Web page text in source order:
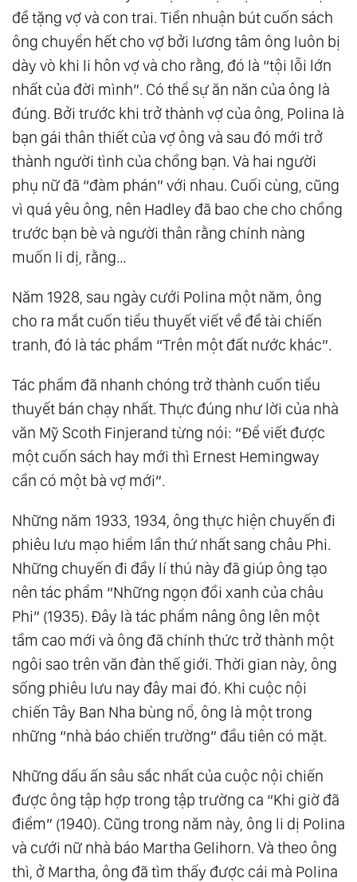
đề tặng vợ và con trai. Tiền nhuận bút cuốn sách
ông chuyển hết cho vợ bởi lương tâm ông luôn bị
dày vò khi li hôn vợ và cho rằng, đó là “tội lỗi lớn
nhất của đời mình”. Có thể sự ăn năn của ông là
đúng. Bởi trước khi trở thành vợ của ông, Polina là
bạn gái thân thiết của vợ ông và sau đó mới trở
thành người tình của chồng bạn. Và hai người
phụ nữ đã “đàm phán” với nhau. Cuối cùng, cũng
vì quá yêu ông, nên Hadley đã bao che cho chồng
trước bạn bè và người thân rằng chính nàng
muốn li dị, rằng…
Năm 1928, sau ngày cưới Polina một năm, ông
cho ra mắt cuốn tiểu thuyết viết về đề tài chiến
tranh, đó là tác phẩm “Trên một đất nước khác”.
Tác phẩm đã nhanh chóng trở thành cuốn tiểu
thuyết bán chạy nhất. Thực đúng như lời của nhà
văn Mỹ Scoth Finjerand từng nói: “Để viết được
một cuốn sách hay mới thì Ernest Hemingway
cần có một bà vợ mới”.
Những năm 1933, 1934, ông thực hiện chuyến đi
phiêu lưu mạo hiểm lần thứ nhất sang châu Phi.
Những chuyến đi đầy lí thú này đã giúp ông tạo
nên tác phẩm “Những ngọn đồi xanh của châu
Phi” (1935). Đây là tác phẩm nâng ông lên một
tầm cao mới và ông đã chính thức trở thành một
ngôi sao trên văn đàn thế giới. Thời gian này, ông
sống phiêu lưu nay đây mai đó. Khi cuộc nội
chiến Tây Ban Nha bùng nổ, ông là một trong
những “nhà báo chiến trường” đầu tiên có mặt.
Những dấu ấn sâu sắc nhất của cuộc nội chiến
được ông tập hợp trong tập trường ca “Khi giờ đã
điểm” (1940). Cũng trong năm này, ông li dị Polina
và cưới nữ nhà báo Martha Gelihorn. Và theo ông
thì, ở Martha, ông đã tìm thấy được cái mà Polina